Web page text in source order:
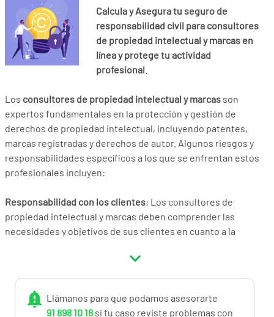
Calcula y Asegura tu seguro de
responsabilidad civil para consultores
de propiedad intelectual y marcas en
línea y protege tu actividad
profesional
Los consultores de propiedad intelectual y marcas son
expertos fundamentales en la protección y gestión de
derechos de propiedad intelectual, incluyendo patentes,
marcas registradas y derechos de autor. Algunos riesgos y
responsabilidades específicos a los que se enfrentan estos
profesionales incluyen:
Responsabilidad con los clientes: Los consultores de
propiedad intelectual y marcas deben comprender las
necesidades y objetivos de sus clientes en cuanto a la
comerciales. Para gestionar esta responsabilidad, es
realizar reuniones periódicas y recopilar información
detallada sobre las expectativas y metas de los clientes.
Llámanos para que podamos asesorarte
91 898 10 18 si tu caso reviste problemas con